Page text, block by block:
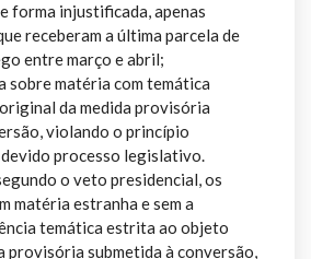
forma injustificada, apenas
receberam a última parcela de
entre março e abril;
matéria com temática
da medida provisória
violando o princípio
processo legislativo.
o veto presidencial, os
matéria estranha e sem a
temática estrita ao objeto
provisória submetida à conversão,